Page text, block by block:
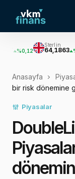
Sterlin
64,1863 %0,14
Anasayfa
bir risk dönemine
Piyasalar